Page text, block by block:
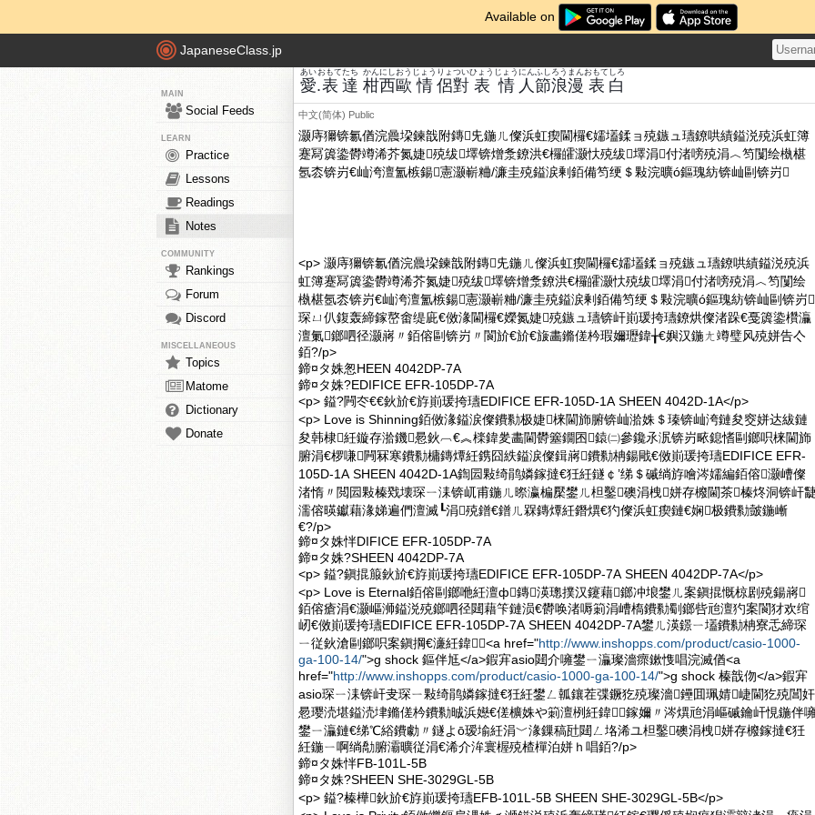
Available on
JapaneseClass.jp
MAIN
Social Feeds
LEARN
Practice
Lessons
Readings
Notes
COMMUNITY
Rankings
Forum
Discord
MISCELLANEOUS
Topics
Matome
Dictionary
Donate
愛
あい
.表
おもて
達
たち
柑
かん
西
にし
歐
おう
情
じょう
侶
りょ
對
つい
表情
ひょうじょう
人
にん
節
ふし
浪漫
ろうまん
表
おもて
白
しろ
中文(简体) Public
灏庤獮锛氱偤浣曟垜鍊戠附鏄兂鍦ㄦ儏浜虹瘈閫欏€嬬壒鍒ョ殑鏃ュ瓙鐐哄績鎰涚殑浜虹簿
蹇冩簴鍌欎竴浠芥氮婕殑绂墿锛熷洜鐐洪€欏皬灏忕殑绂墿涓付渚嗙殑涓︿笉闅绘槸椹
氬枩锛岃€屾洿澶氳槉鍚憲灏嶄粬/濂圭殑鎰涙剰銆備笉绠＄敤浣曠ó鏂瑰紡锛屾剾锛岃
<p> 灏庤獮锛氱偤浣曟垜鍊戠附鏄兂鍦ㄦ儏浜虹瘈閫欏€嬬壒鍒ョ殑鏃ュ瓙鐐哄績鎰涚殑浜
虹簿蹇冩簴鍌欎竴浠芥氮婕殑绂墿锛熷洜鐐洪€欏皬灏忕殑绂墿涓付渚嗙殑涓︿笉闅绘
槸椹氬枩锛岃€屾洿澶氳槉鍚憲灏嶄粬/濂圭殑鎰涙剰銆備笉绠＄敤浣曠ó鏂瑰紡锛屾剾锛岃
琛ㄩ仈鍑轰締鎵嶅畬缇庛€傚湪閫欏€嬫氮婕殑鏃ュ瓙锛屽崱瑗挎瓙鐐烘儏渚跺€戞簴鍌欑灜
澶氭鎯呬径灏嶈〃銆傛剾锛岃〃閬斺€斺€旇畵鏅傞枔瑕嬭瓑鍏╁€嬩汉鍦ㄤ竴璧风殑姘告亽
銆?/p>
鍗¤タ姝怱HEEN 4042DP-7A
鍗¤タ姝?EDIFICE EFR-105DP-7A
<p> 鎰?闁冭€€鈥斺€斿崱瑗挎瓙EDIFICE EFR-105D-1A SHEEN 4042D-1A</p>
<p> Love is Shinning銆傚湪鎰涙儏鐨勬极婕梾閫斾腑锛屾湁姝＄瑧锛屾洿鏈夋窔姘达紱鏈
夋韩棣紝鏇存湁鐖惖鈥︹€︽檪鍏夎畵閫欎簺鐗囨鎱㈡參鑱氶泦锛岃畩鎴愭剾鎯呮梾閫斾
腑涓€椤嗛闁冧寒鐨勬槦鏄燂紝鎸囧紩鎰涙儏鍓嶈鐨勬柟鍚戙€傚崱瑗挎瓙EDIFICE EFR-
105D-1A SHEEN 4042D-1A鍧囩敤绮鹃嫾鎵撻€狅紝鐩￠’绨＄磩绱斿噲涔嬬編銆傛灏嶆儏
渚惰〃閲囩敤榛戣壊琛ㄧ洡锛屼甫鍦ㄦ暩瀛楄檿鐢ㄦ柦鑿礇涓栧姘存櫠閫茶榛炵洞锛屽
濡傛暎钀藉湪娣遍們澶滅┖涓殑鐠€鐠ㄦ槑鏄燂紝鐕熼€犳儏浜虹瘈鏈€娴极鐨勬皼鍦嶃
€?/p>
鍗¤タ姝怑DIFICE EFR-105DP-7A
鍗¤タ姝?SHEEN 4042DP-7A
<p> 鎰?鎭掍箙鈥斺€斿崱瑗挎瓙EDIFICE EFR-105DP-7A SHEEN 4042DP-7A</p>
<p> Love is Eternal銆傛剾鎯咃紝澶ф鏄渶璁撲汉鑳藉鎯冲埌鐢ㄦ案鎭掍慨椋剧殑鍚嶈
銆傛瘡涓€灏嶇浉鎰涚殑鎯呬径閮藉笇鏈涢€欎唤渚嗕箣涓嶆槗鐨勬劅鎯呰兘澶犳案閬犲欢绾
屻€傚崱瑗挎瓙EDIFICE EFR-105DP-7A SHEEN 4042DP-7A鐢ㄦ渶鐛ㄧ壒鐨勬柟寮忎締琛
ㄧ従鈥滄剾鎯呮案鎭掆€濓紝鍏╂<a href="http://www.inshopps.com/product/casio-1000-
ga-100-14/">g shock 鏂伴尪</a>鍜宑asio閮介噰鐢ㄧ灜璨濇瘝鏉愯唱浣滅偤<a
href="http://www.inshopps.com/product/casio-1000-ga-100-14/">g shock 榛戠伆</a>鍜宑
asio琛ㄧ洡锛屽叏琛ㄧ敤绮鹃嫾鎵撻€狅紝鐢ㄥ瓡鑲茬弽鐝犵殑璨濇鑸囬珮婧崨閫犵殑閶奸
惖璎涜堪鎰涜垏鏅傞枔鐨勬晠浜嬨€傞櫎姝や箣澶栵紝鍏╂鎵嬭〃涔熼兘涓嶇磩鑰屽悓鍦伴
鐢ㄧ灜鏈€绨℃綌鐨勮〃鐩よō瑷堬紝涓﹀湪鏁稿瓧閮ㄥ垎浠ユ柦鑿礇涓栧姘存櫠鎵撻€狅
紝鍦ㄧ啊绱勪腑灞曠従涓€浠介洠寰楃殑楂樿泊姘ｈ唱銆?/p>
鍗¤タ姝怑FB-101L-5B
鍗¤タ姝?SHEEN SHE-3029GL-5B
<p> 鎰?榛樺鈥斺€斿崱瑗挎瓙EFB-101L-5B SHEEN SHE-3029GL-5B</p>